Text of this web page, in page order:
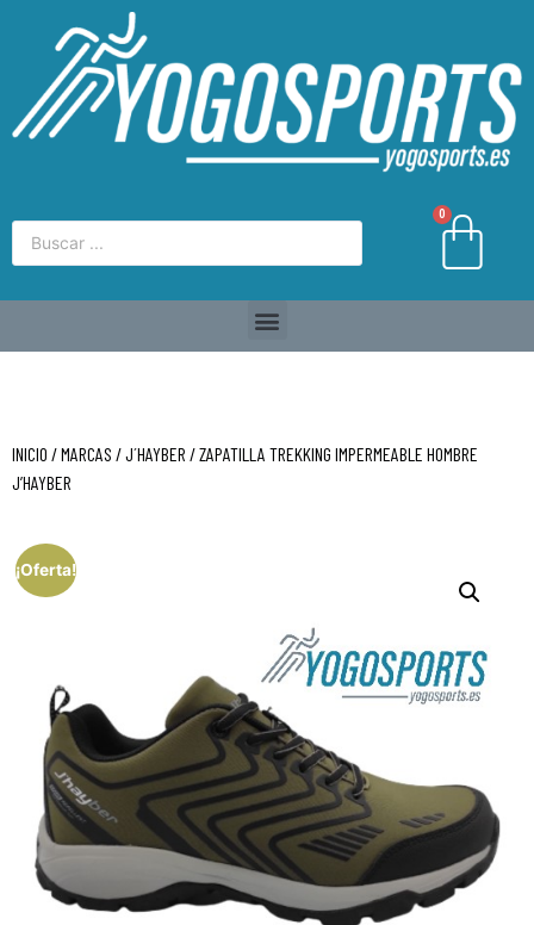
0
INICIO /MARCAS /J´HAYBER / ZAPATILLA TREKKING IMPERMEABLE HOMBRE
J’HAYBER
¡Oferta!